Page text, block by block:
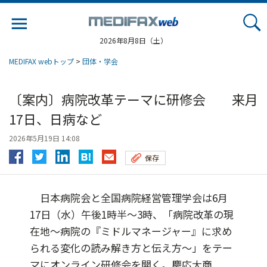
2026年8月8日（土）
MEDIFAX webトップ > 団体・学会
〔案内〕病院改革テーマに研修会 来月
17日、日病など
2026年5月19日 14:08
保存
日本病院会と全国病院経営管理学会は6月
17日（水）午後1時半～3時、「病院改革の現
在地～病院の『ミドルマネージャー』に求め
られる変化の読み解き方と伝え方～」をテー